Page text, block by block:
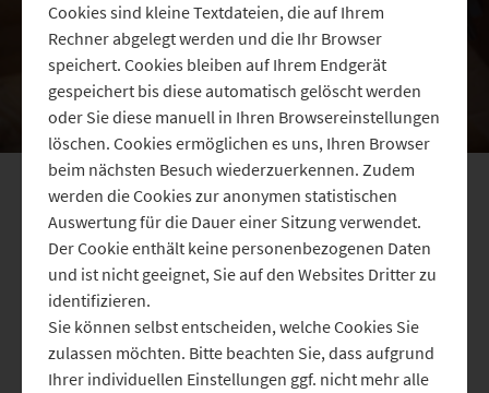
Video
Ninja Warrior Kids: Jolina war
in der TV Show dabei
27. Oktober 2021 14:13
Hangeln, Klettern, Balancieren – das alles und noch vieles mehr
ist gefragt bei der RTL-Show „Ninja Warrior Germany Kids“. Die
Neustädterin Jolina Reinhold hat es mit 39 weiteren in die Show
Cookies sind kleine Textdateien, die auf Ihrem
Rechner abgelegt werden und die Ihr Browser
speichert. Cookies bleiben auf Ihrem Endgerät
gespeichert bis diese automatisch gelöscht werden
oder Sie diese manuell in Ihren Browsereinstellungen
löschen. Cookies ermöglichen es uns, Ihren Browser
beim nächsten Besuch wiederzuerkennen. Zudem
werden die Cookies zur anonymen statistischen
Auswertung für die Dauer einer Sitzung verwendet.
Der Cookie enthält keine personenbezogenen Daten
und ist nicht geeignet, Sie auf den Websites Dritter zu
identifizieren.
Sie können selbst entscheiden, welche Cookies Sie
zulassen möchten. Bitte beachten Sie, dass aufgrund
Ihrer individuellen Einstellungen ggf. nicht mehr alle